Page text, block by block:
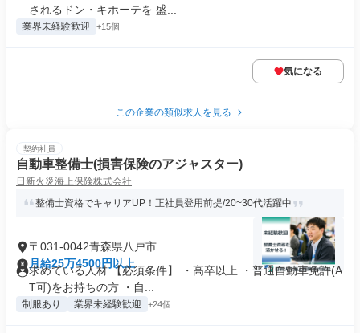
されるドン・キホーテを 盛...
業界未経験歓迎 +15個
気になる
この企業の類似求人を見る
契約社員
自動車整備士(損害保険のアジャスター)
日新火災海上保険株式会社
整備士資格でキャリアUP！正社員登用前提/20~30代活躍中
〒031-0042青森県八戸市
月給25万4500円以上
求めている人材 【必須条件】 ・高卒以上 ・普通自動車免許(A
T可)をお持ちの方 ・⾃...
制服あり 業界未経験歓迎 +24個